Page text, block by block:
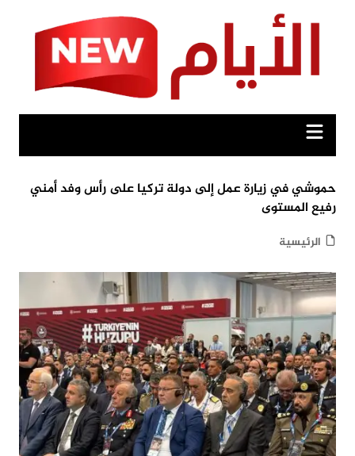
حموشي في زيارة عمل إلى دولة تركيا على رأس وفد أمني
رفيع المستوى
الرئيسية